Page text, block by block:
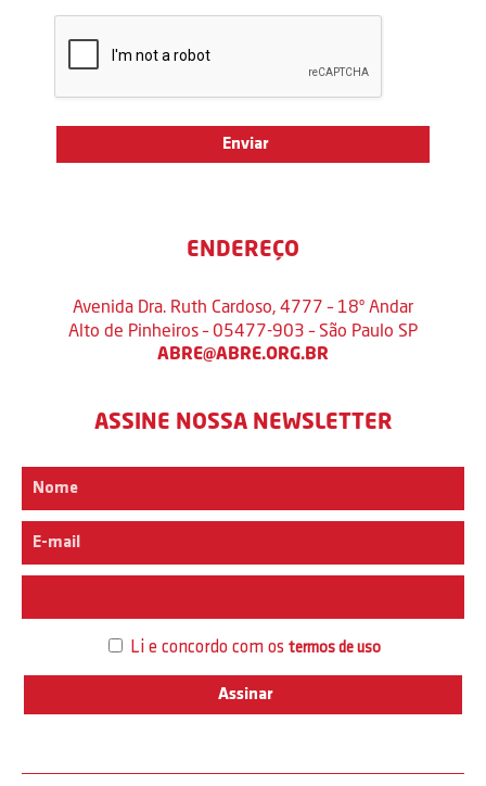
ENDEREÇO
Avenida Dra. Ruth Cardoso, 4777 – 18º Andar
Alto de Pinheiros – 05477-903 – São Paulo SP
ABRE@ABRE.ORG.BR
ASSINE NOSSA NEWSLETTER
Li e concordo com os termos de uso